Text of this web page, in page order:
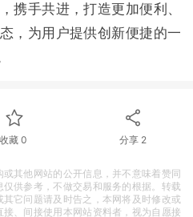
携手共进，打造更加便利、
，为用户提供创新便捷的一
收藏0 分享 2
其他网站的公开信息，并不意味着赞同
供参考，不做交易和服务的根据。转载
它问题请及时告之，本网将及时修改或
、间接使用本网站资料者，视为自愿接